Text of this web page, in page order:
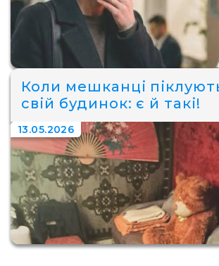
Коли мешканці
свій будинок: є й такі!
13.05.2026